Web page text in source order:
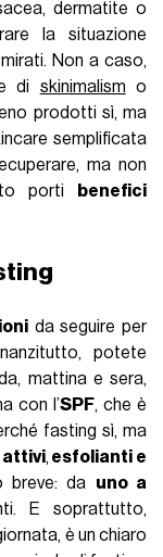
dermatite o
la situazione
Non a caso,
di skinimalism o
prodotti sì, ma
semplificata
ma non
porti
benefici
da seguire per
potete
mattina e sera,
con l’SPF, che è
fasting sì, ma
attivi, esfolianti e
breve: da uno a
E soprattutto,
è un chiaro